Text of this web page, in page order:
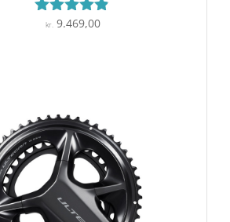
Vurderet
kr.9.469,00